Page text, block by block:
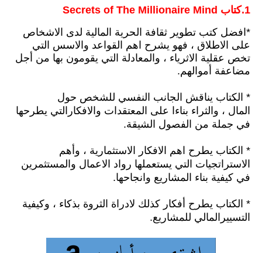
1.كتاب Secrets of The Millionaire Min
d‎
*افضل كتب تطوير ثقافة الحرية المالية لدى الاشخاص
على الاطلاق ، فهو يشرح اهم القواعد والاسس التي
تخص عقلية الاثرياء ، والمعادلة التي يقومون بها من أجل
مضاعفة أموالهم.
* الكتاب يناقش الجانب النفسي للشخص حول
المال ، والثراء بناءا على المعتقدات والافكارالتي يطرحها
في جملة من الفصول الشيقة.
* الكتاب يطرح اهم الافكار الاستثمارية ، وأهم
الاستراتجيات التي يستعملها رواد الاعمال والمستثمرين
في كيفية بناء المشاريع وانجاحها.
* الكتاب يطرح أفكار كذلك لادراة الثروة بذكاء ، وكيفية
التسييرالمالي للمشاريع.